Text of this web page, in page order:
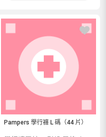
Pampers 學行褲 L 碼（44 片）